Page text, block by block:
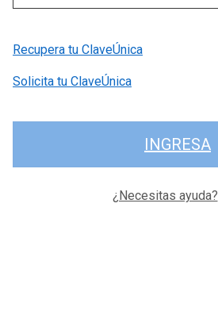
Recupera tu ClaveÚnica
Solicita tu ClaveÚnica
INGRESA
¿Necesitas ayuda?